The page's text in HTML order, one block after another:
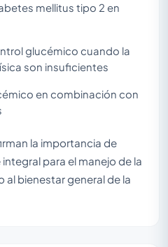
mellitus tipo 2 en
glucémico cuando la
son insuficientes
en combinación con
la importancia de
para el manejo de la
bienestar general de la